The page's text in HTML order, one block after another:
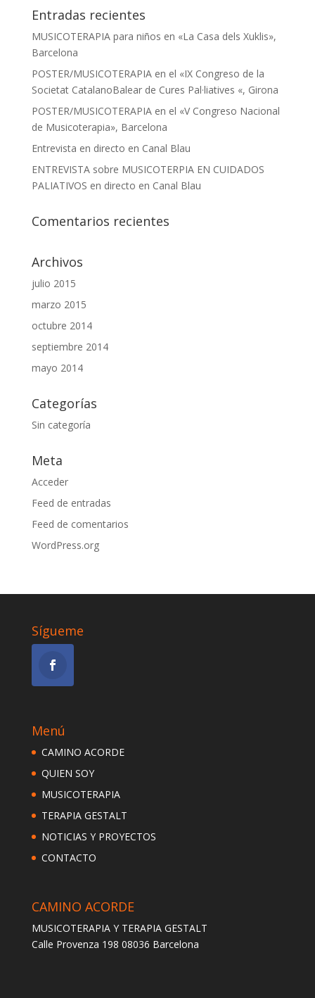
Entradas recientes
MUSICOTERAPIA para niños en «La Casa dels Xuklis»,
Barcelona
POSTER/MUSICOTERAPIA en el «IX Congreso de la
Societat CatalanoBalear de Cures Pal·liatives «, Girona
POSTER/MUSICOTERAPIA en el «V Congreso Nacional
de Musicoterapia», Barcelona
Entrevista en directo en Canal Blau
ENTREVISTA sobre MUSICOTERPIA EN CUIDADOS
PALIATIVOS en directo en Canal Blau
Comentarios recientes
Archivos
julio 2015
marzo 2015
octubre 2014
septiembre 2014
mayo 2014
Categorías
Sin categoría
Meta
Acceder
Feed de entradas
Feed de comentarios
WordPress.org
Sígueme
Menú
CAMINO ACORDE
QUIEN SOY
MUSICOTERAPIA
TERAPIA GESTALT
NOTICIAS Y PROYECTOS
CONTACTO
CAMINO ACORDE
MUSICOTERAPIA Y TERAPIA GESTALT
Calle Provenza 198 08036 Barcelona